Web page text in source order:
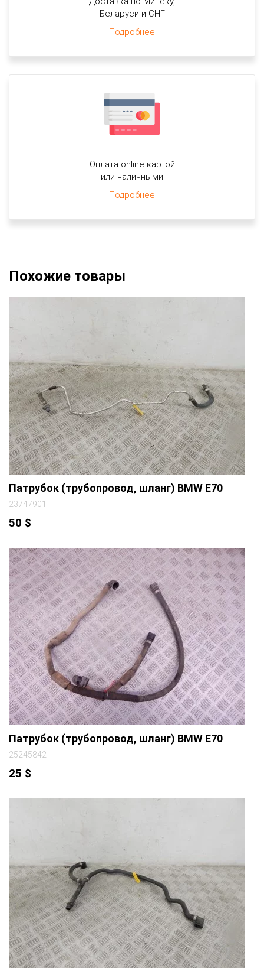
Беларуси и СНГ
Подробнее
Оплата online картой
или наличными
Подробнее
Похожие товары
Патрубок (трубопровод, шланг) BMW E70
23747901
50 $
Патрубок (трубопровод, шланг) BMW E70
25245842
25 $